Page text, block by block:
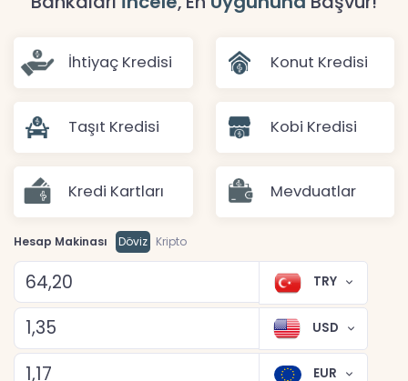
İhtiyaç Kredisi Konut Kredisi
Taşıt Kredisi Kobi Kredisi
Kredi Kartları Mevduatlar
Hesap Makinası Döviz Kripto
TRY
USD
EUR